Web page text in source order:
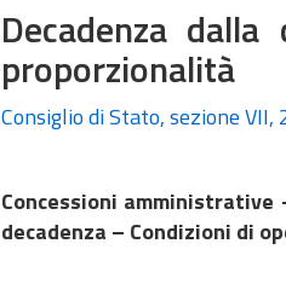
Decadenza
proporzionalità
Consiglio di Stato, sezione
Concessioni
decadenza – Condizioni di